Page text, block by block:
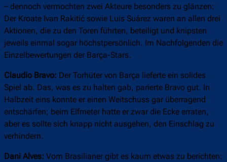
– dennoch vermochten zwei Akteure besonders zu glänzen:
Der Kroate Ivan Rakitić sowie Luis Suárez waren an allen drei
Aktionen, die zu den Toren führten, beteiligt und knipsten
jeweils einmal sogar höchstpersönlich. Im Nachfolgenden die
Einzelbewertungen der Barça-Stars.
Claudio Bravo: Der Torhüter von Barça lieferte ein solides
Spiel ab. Das, was es zu halten gab, parierte Bravo gut. In
Halbzeit eins konnte er einen Weitschuss gar überragend
entschärfen; beim Elfmeter hatte er zwar die Ecke erraten,
aber es sollte sich knapp nicht ausgehen, den Einschlag zu
verhindern.
Dani Alves: Vom Brasilianer gibt es kaum etwas zu berichten: